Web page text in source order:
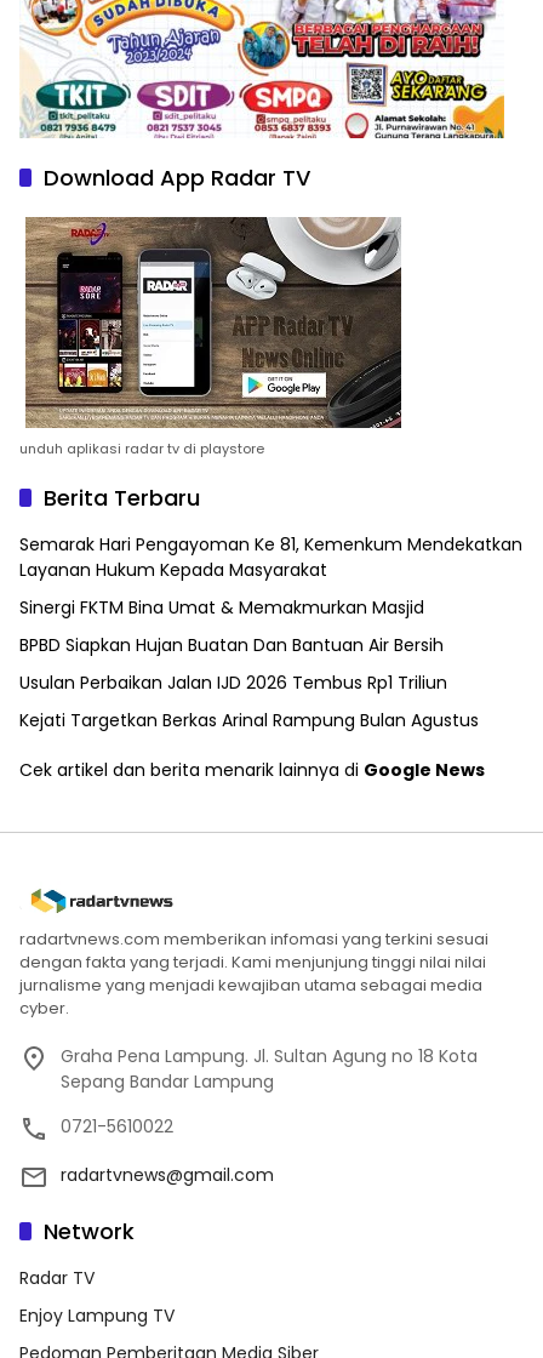
Download App Radar TV
unduh aplikasi radar tv di playstore
Berita Terbaru
Semarak Hari Pengayoman Ke 81, Kemenkum Mendekatkan
Layanan Hukum Kepada Masyarakat
Sinergi FKTM Bina Umat & Memakmurkan Masjid
BPBD Siapkan Hujan Buatan Dan Bantuan Air Bersih
Usulan Perbaikan Jalan IJD 2026 Tembus Rp1 Triliun
Kejati Targetkan Berkas Arinal Rampung Bulan Agustus
Cek artikel dan berita menarik lainnya di Google News
radartvnews.com memberikan infomasi yang terkini sesuai
dengan fakta yang terjadi. Kami menjunjung tinggi nilai nilai
jurnalisme yang menjadi kewajiban utama sebagai media
cyber.
Graha Pena Lampung. Jl. Sultan Agung no 18 Kota
Sepang Bandar Lampung
0721-5610022
radartvnews@gmail.com
Network
Radar TV
Enjoy Lampung TV
Pedoman Pemberitaan Media Siber